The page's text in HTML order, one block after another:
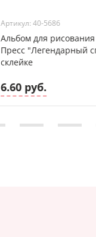
Артикул: 40-5686
Альбом для
Пресс "Легендарный
склейке
6.60 руб.